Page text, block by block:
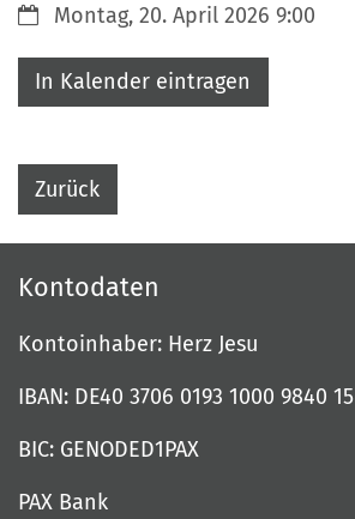
Datum:Montag, 20. April 2026 9:00
In Kalender eintragen
Zurück
Kontodaten
Kontoinhaber: Herz Jesu
IBAN: DE40 3706 0193 1000 9840 15
BIC: GENODED1PAX
PAX Bank